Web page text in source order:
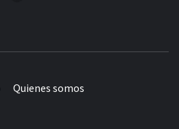
Quienes somos